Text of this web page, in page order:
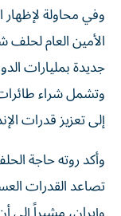
وفي محاولة
الأمين العام
وتشمل شراء
إلى تعزيز قدرات
وأكد روته حاجة
تصاعد القدرات